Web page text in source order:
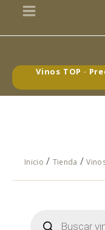
Vinos TOP ·
Inicio / Tienda /
Búsqueda